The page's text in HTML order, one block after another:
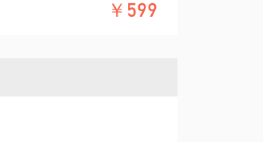
来临时，不要懵逼。
弃的一方为战斗基本结束。
￥599